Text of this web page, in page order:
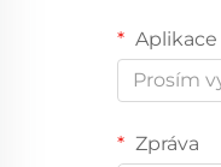
Aplikace
Prosím
Zpráva